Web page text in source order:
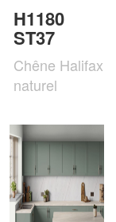
H1180
ST37
Chêne Halifax
naturel